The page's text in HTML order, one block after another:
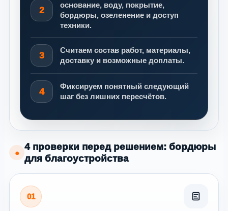
2
основание, воду, покрытие,
бордюры, озеленение и доступ
техники.
3
Считаем состав работ, материалы,
доставку и возможные доплаты.
4
Фиксируем понятный следующий
шаг без лишних пересчётов.
●
4 проверки перед решением: бордюры
для благоустройства
01